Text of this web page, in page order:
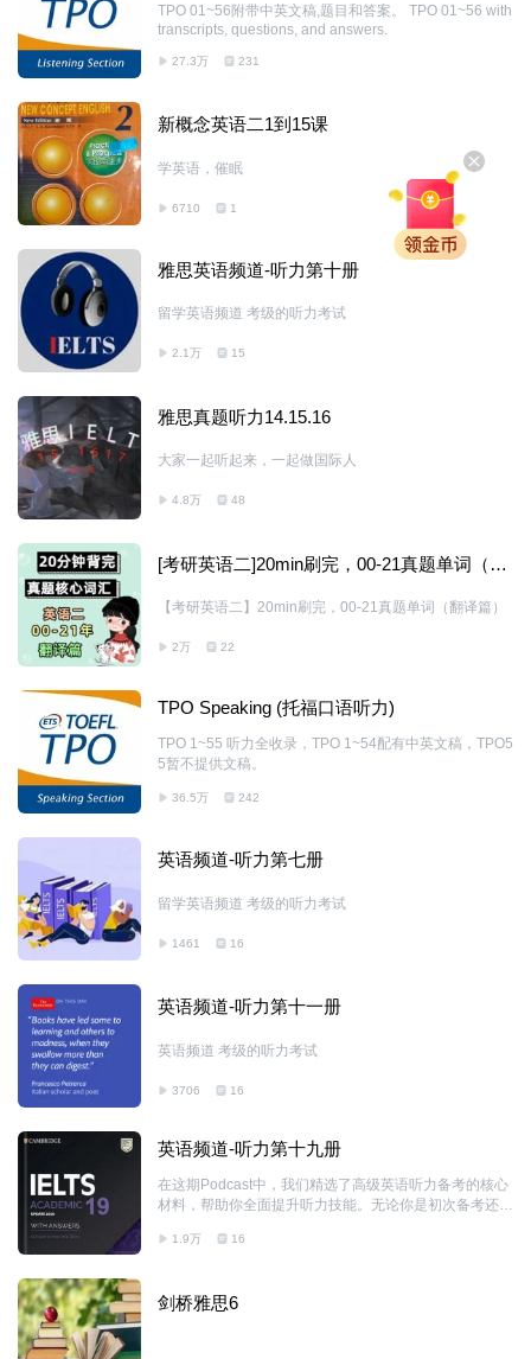
TPO 01~56附带中英文稿,题目和答案。 TPO 01~56 with
transcripts, questions, and answers.
27.3万 231
新概念英语二1到15课
学英语，催眠
6710 1
雅思英语频道-听力第十册
留学英语频道 考级的听力考试
2.1万 15
雅思真题听力14.15.16
大家一起听起来，一起做国际人
4.8万 48
[考研英语二]20min刷完，00-21真题单词（翻
【考研英语二】20min刷完，00-21真题单词（翻译篇）
2万 22
TPO Speaking (托福口语听力)
TPO 1~55 听力全收录，TPO 1~54配有中英文稿，TPO5
5暂不提供文稿。
36.5万 242
英语频道-听力第七册
留学英语频道 考级的听力考试
1461 16
英语频道-听力第十一册
英语频道 考级的听力考试
3706 16
英语频道-听力第十九册
在这期Podcast中，我们精选了高级英语听力备考的核心
材料，帮助你全面提升听力技能。无论你是初次备考还是
导，助你在听力考试中脱颖而出。快来聆听，开启你的高
1.9万 16
剑桥雅思6